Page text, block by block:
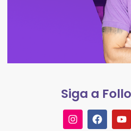
Siga a